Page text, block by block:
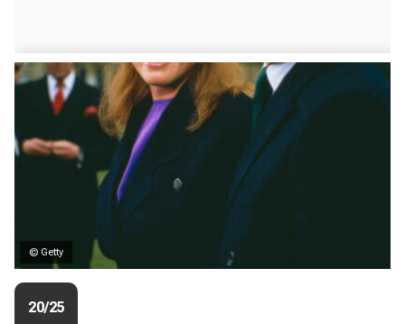
© Getty
20/25